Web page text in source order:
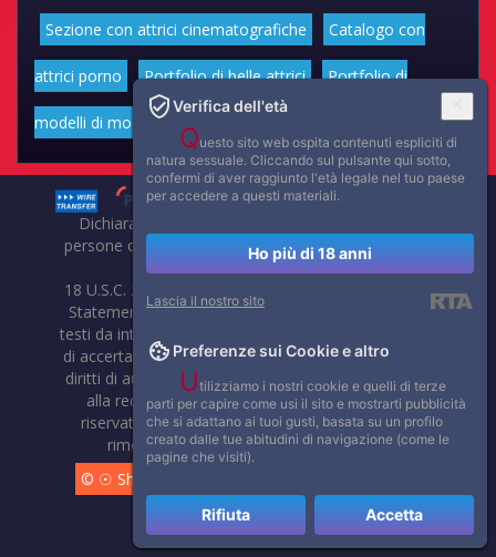
Sezione con attrici cinematografiche Catalogo con
attrici porno Portfolio di belle attrici Portfolio di
modelli di moda volgari
Dichiarazione di non responsabilità: tutti i membri e le
persone che compaiono su questo sito hanno almeno 18
anni.
18 U.S.C. 2257 Record-Keeping Requirements Compliance
Statement. Affaritaliani, prima di pubblicare foto, video o
testi da internet, compie tutte le opportune verifiche al fine
di accertarne il libero regime di circolazione e non violare i
diritti di autore o altri diritti esclusivi di terzi. Per segnalare
alla redazione eventuali errori nell'uso del materiale
riservato, scriveteci: provvederemo prontamente alla
rimozione del materiale lesivo di diritti di terzi.
© ☉ Show di Sesso VivoCam. 2014 - 2026. Tutti i diritti
riservati.
Verifica dell'età
Questo sito web ospita contenuti espliciti di
natura sessuale. Cliccando sul pulsante qui sotto,
confermi di aver raggiunto l'età legale nel tuo paese
per accedere a questi materiali.
Ho più di 18 anni
Lascia il nostro sito
Preferenze sui Cookie e altro
Utilizziamo i nostri cookie e quelli di terze
parti per capire come usi il sito e mostrarti pubblicità
che si adattano ai tuoi gusti, basata su un profilo
creato dalle tue abitudini di navigazione (come le
pagine che visiti).
Rifiuta Accetta